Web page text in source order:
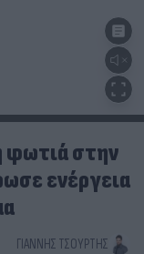
φωτιά στην
ενέργεια
ΓΙΆΝΝΗΣ ΤΣΟΎΡΤΗΣ